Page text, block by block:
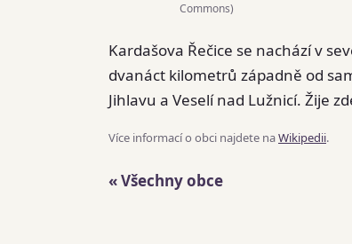
Commons)
Kardašova Řečice se nachází v
dvanáct kilometrů západně od
Jihlavu a Veselí nad Lužnicí. Žije
Více informací o obci najdete naWikipedii.
« Všechny obce